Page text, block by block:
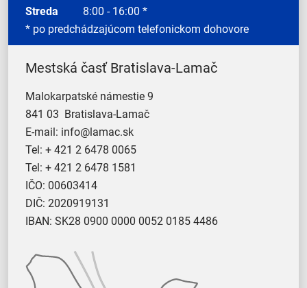
Streda 8:00 - 16:00 *
* po predchádzajúcom telefonickom dohovore
Mestská časť Bratislava-Lamač
Malokarpatské námestie 9
841 03 Bratislava-Lamač
E-mail: info@lamac.sk
Tel: + 421 2 6478 0065
Tel: + 421 2 6478 1581
IČO: 00603414
DIČ: 2020919131
IBAN: SK28 0900 0000 0052 0185 4486